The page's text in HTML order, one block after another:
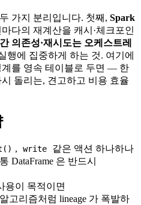
가지 분리입니다. 첫째, Spark
다의 재계산을 캐시·체크포인
의존성·재시도는 오케스트레
행에 집중하게 하는 것. 여기에
를 영속 테이블로 두면 — 한
돌리는, 견고하고 비용 효율
, write
같은 액션 하나하나
DataFrame 은 반드시
용이 목적이면
고리즘처럼 lineage 가 폭발하